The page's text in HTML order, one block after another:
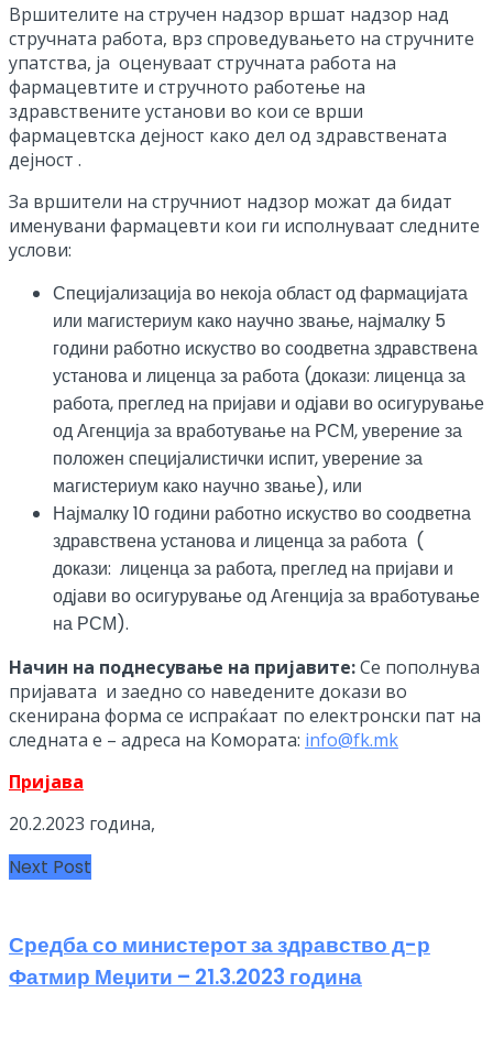
Вршителите на стручен надзор вршат надзор над
стручната работа, врз спроведувањето на стручните
упатства, ја оценуваат стручната работа на
фармацевтите и стручното работење на
здравствените установи во кои се врши
фармацевтска дејност како дел од здравствената
дејност .
За вршители на стручниот надзор можат да бидат
именувани фармацевти кои ги исполнуваат следните
услови:
Специјализација во некоја област од фармацијата
или магистериум како научно звање, најмалку 5
години работно искуство во соодветна здравствена
установа и лиценца за работа (докази: лиценца за
работа, преглед на пријави и одјави во осигурување
од Агенција за вработување на РСМ, уверение за
положен специјалистички испит, уверение за
магистериум како научно звање), или
Најмалку 10 години работно искуство во соодветна
здравствена установа и лиценца за работа (
докази: лиценца за работа, преглед на пријави и
одјави во осигурување од Агенција за вработување
на РСМ).
Начин на поднесување на пријавите:Се пополнува
пријавата и заедно со наведените докази во
скенирана форма се испраќаат по електронски пат на
следната е – адреса на Комората: info@fk.mk
Пријава
20.2.2023 година,
Next Post
Средба со министерот за здравство д-р
Фатмир Меџити – 21.3.2023 година